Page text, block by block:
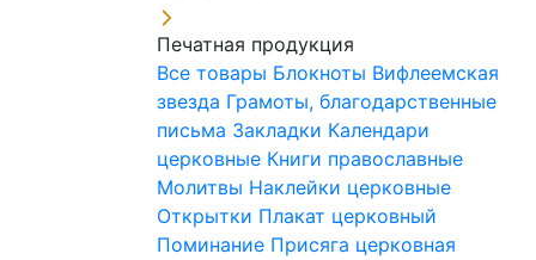
Печатная продукция
Все товары Блокноты Вифлеемская
звезда Грамоты, благодарственные
письма Закладки Календари
церковные Книги православные
Молитвы Наклейки церковные
Открытки Плакат церковный
Поминание Присяга церковная